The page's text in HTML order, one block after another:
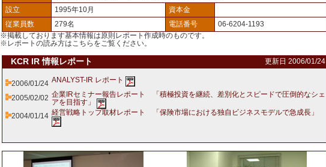
設立
1995年10月
資本金
従業員数
279名 電話番号
06-6204-1193
※掲載しております基本情報は原則レポート作成時のものです。
※レポートの読み方はこちら をご覧ください。
KCR IR 情報レポート 更新日 2006/01/24
2006/01/24 ANALYST-IR レポート
2005/02/02 企業IRセミナー報告レポート 「積極投資を継続、差別化とスピードで圧倒的なシェ
アを目指す」
2004/01/14 経営戦略トップ取材レポート 「保険市場における独自ビジネスモデルで急成長」